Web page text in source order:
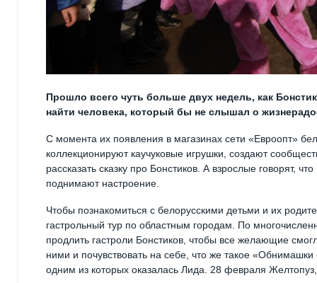
Прошло всего чуть больше двух недель, как
найти человека, который бы не слышал о
С момента их появления в магазинах сети «Евроопт»
коллекционируют каучуковые игрушки, создают
рассказать сказку про Бонстиков. А взрослые говорят,
поднимают настроение.
Чтобы познакомиться с белорусскими детьми и их
гастрольный тур по областным городам. По
продлить гастроли Бонстиков, чтобы все желающие
ними и почувствовать на себе, что же такое
одним из которых оказалась Лида. 28 февраля